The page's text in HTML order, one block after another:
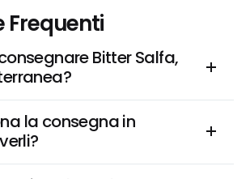
Frequenti
Bitter Salfa,
la consegna in